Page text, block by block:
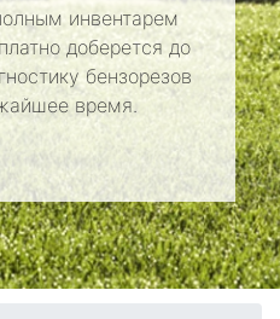
инвентарем
доберется до
бензорезов
время.